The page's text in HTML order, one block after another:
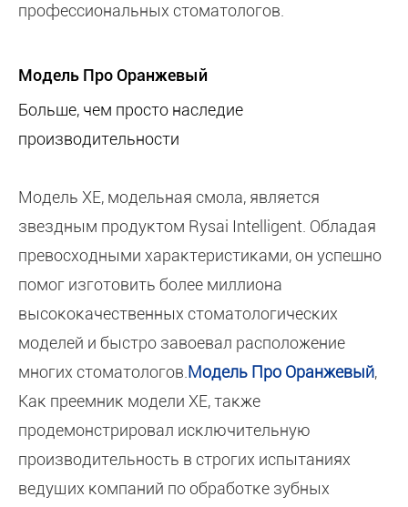
профессиональных стоматологов.
Модель Про Оранжевый
Больше, чем просто наследие
производительности
Модель XE, модельная смола, является
звездным продуктом Rysai Intelligent. Обладая
превосходными характеристиками, он успешно
помог изготовить более миллиона
высококачественных стоматологических
моделей и быстро завоевал расположение
многих стоматологов. Модель Про Оранжевый,
Как преемник модели XE, также
продемонстрировал исключительную
производительность в строгих испытаниях
ведущих компаний по обработке зубных